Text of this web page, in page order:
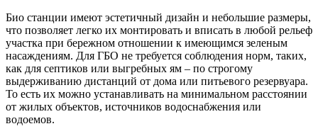
Био станции имеют эстетичный дизайн и небольшие размеры,
что позволяет легко их монтировать и вписать в любой рельеф
участка при бережном отношении к имеющимся зеленым
насаждениям. Для ГБО не требуется соблюдения норм, таких,
как для септиков или выгребных ям – по строгому
выдерживанию дистанций от дома или питьевого резервуара.
То есть их можно устанавливать на минимальном расстоянии
от жилых объектов, источников водоснабжения или
водоемов.